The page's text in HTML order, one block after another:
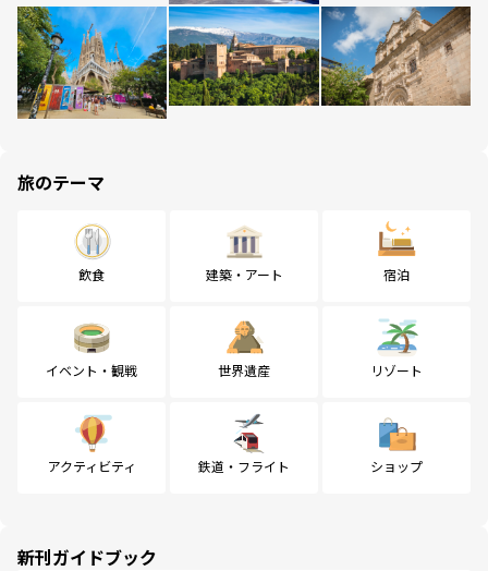
旅のテーマ
飲食 建築・アート 宿泊
イベント・観戦 世界遺産 リゾート
アクティビティ 鉄道・フライト ショップ
新刊ガイドブック